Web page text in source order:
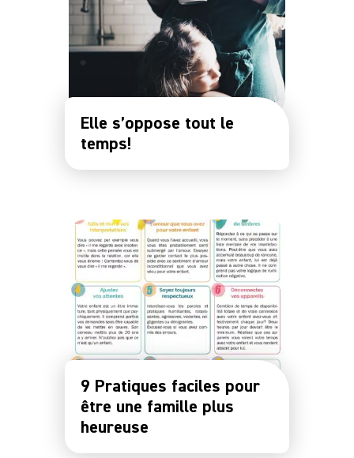
Elle s’oppose tout le
temps!
9 Pratiques faciles pour
être une famille plus
heureuse